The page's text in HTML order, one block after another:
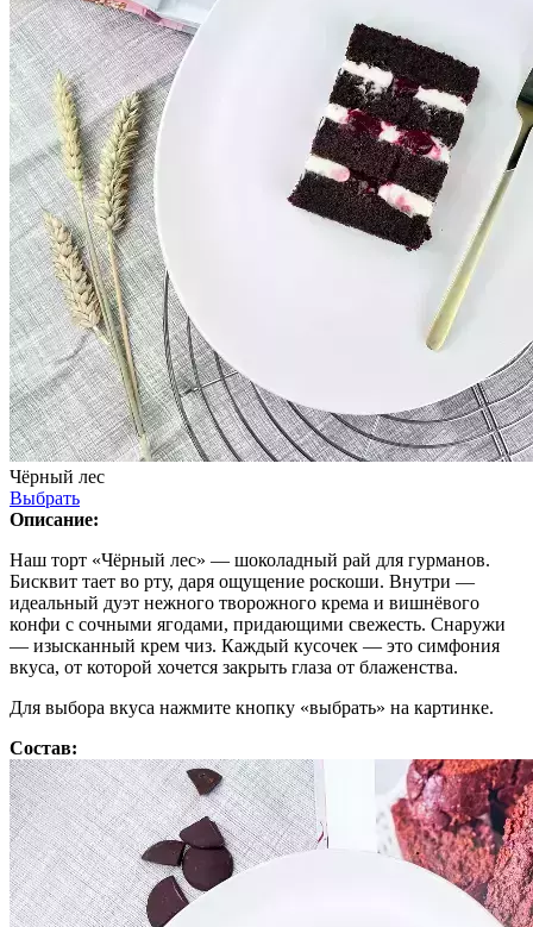
Чёрный лес
Выбрать
Описание:
Наш торт «Чёрный лес» — шоколадный рай для гурманов.
Бисквит тает во рту, даря ощущение роскоши. Внутри —
идеальный дуэт нежного творожного крема и вишнёвого
конфи с сочными ягодами, придающими свежесть. Снаружи
— изысканный крем чиз. Каждый кусочек — это симфония
вкуса, от которой хочется закрыть глаза от блаженства.
Для выбора вкуса нажмите кнопку «выбрать» на картинке.
Состав: